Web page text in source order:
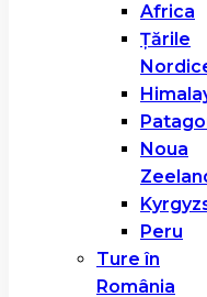
Africa
Țările
Noua
Peru
Ture în
România